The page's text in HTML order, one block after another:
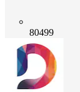
80499